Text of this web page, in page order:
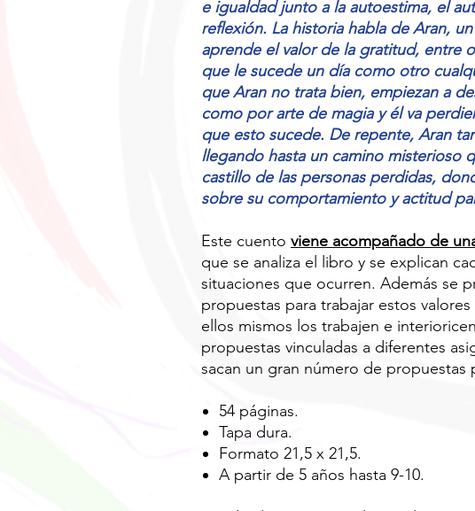
e igualdad junto a la autoestima, el
reflexión. La historia habla de Aran,
aprende el valor de la gratitud, entre
que le sucede un día como otro
que Aran no trata bien, empiezan a
como por arte de magia y él va
que esto sucede. De repente, Aran
llegando hasta un camino misterioso
castillo de las personas perdidas,
sobre su comportamiento y actitud
Este cuento viene acompañado de
que se analiza el libro y se explican
situaciones que ocurren. Además se
propuestas para trabajar estos
ellos mismos los trabajen e
propuestas vinculadas a diferentes
sacan un gran número de propuestas
54 páginas.
Tapa dura.
Formato 21,5 x 21,5.
A partir de 5 años hasta 9-10.